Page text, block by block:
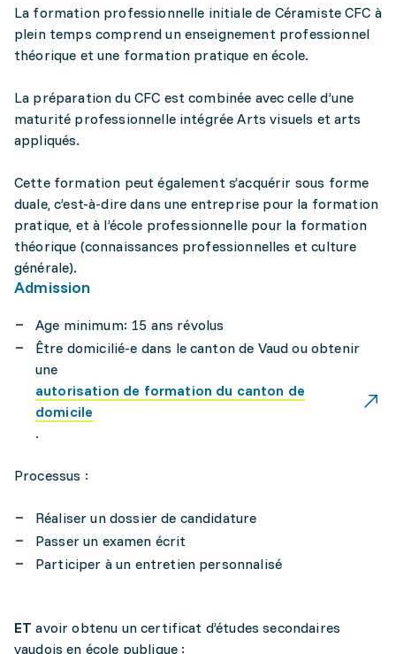
La formation professionnelle initiale de Céramiste CFC à
plein temps comprend un enseignement professionnel
théorique et une formation pratique en école.
La préparation du CFC est combinée avec celle d’une
maturité professionnelle intégrée Arts visuels et arts
appliqués.
Cette formation peut également s’acquérir sous forme
duale, c’est-à-dire dans une entreprise pour la formation
pratique, et à l’école professionnelle pour la formation
théorique (connaissances professionnelles et culture
générale).
Admission
Age minimum: 15 ans révolus
Être domicilié-e dans le canton de Vaud ou obtenir
une
autorisation de formation du canton de
domicile
.
Processus :
Réaliser un dossier de candidature
Passer un examen écrit
Participer à un entretien personnalisé
ET avoir obtenu un certificat d’études secondaires
vaudois en école publique :